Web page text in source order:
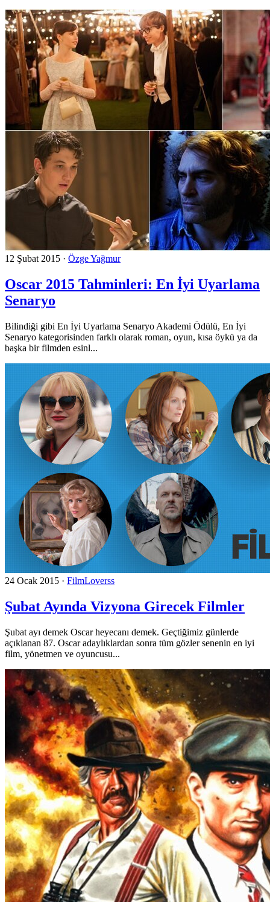
12 Şubat 2015 · Özge Yağmur
Oscar 2015 Tahminleri: En İyi Uyarlama
Senaryo
Bilindiği gibi En İyi Uyarlama Senaryo Akademi Ödülü, En İyi
Senaryo kategorisinden farklı olarak roman, oyun, kısa öykü ya da
başka bir filmden esinl...
24 Ocak 2015 · FilmLoverss
Şubat Ayında Vizyona Girecek Filmler
Şubat ayı demek Oscar heyecanı demek. Geçtiğimiz günlerde
açıklanan 87. Oscar adaylıklardan sonra tüm gözler senenin en iyi
film, yönetmen ve oyuncusu...